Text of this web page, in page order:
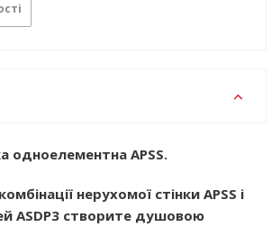
одноелементна APSS.
нерухомої стінки APSS і
ASDP3 створите душовою